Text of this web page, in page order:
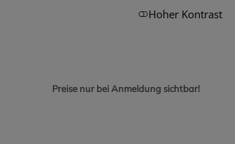
Preise nur bei Anmeldung sichtbar!
Hoher Kontrast